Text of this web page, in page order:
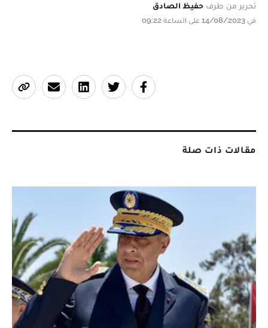
تحرير من طرف حفيظ الصادق
في 14/08/2023 على الساعة 09:22
مقالات ذات صلة